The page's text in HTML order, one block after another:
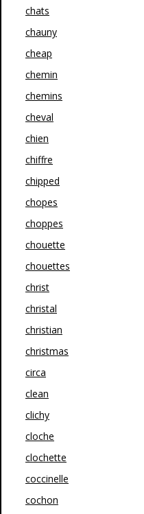
chats
chauny
cheap
chemin
chemins
cheval
chien
chiffre
chipped
chopes
choppes
chouette
chouettes
christ
christal
christian
christmas
circa
clean
clichy
cloche
clochette
coccinelle
cochon